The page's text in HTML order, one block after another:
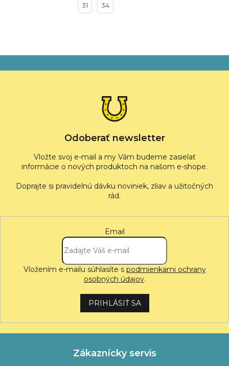
31 34
á
Odoberať newsletter
Vložte svoj e-mail a my Vám budeme zasielať
informácie o nových produktoch na našom e-shope.
Email
Vložením e-mailu súhlasíte s podmienkami ochrany
osobných údajov.
PRIHLÁSIŤ SA
Zákaznícky servis